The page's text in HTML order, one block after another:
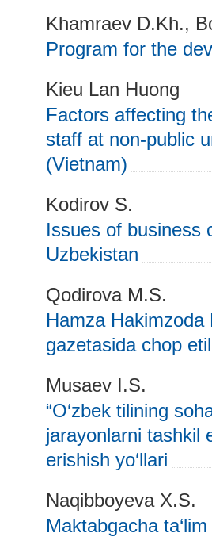
Khamraev D.Kh.,
Program for the
Kieu Lan Huong
Factors affecting
staff at non-public
(Vietnam)
Kodirov S.
Issues of business
Uzbekistan
Qodirova M.S.
Hamza Hakimzoda
gazetasida chop
Musaev I.S.
“O‘zbek tilining
jarayonlarni tashkil
erishish yo‘llari
Naqibboyeva X.S.
Maktabgacha